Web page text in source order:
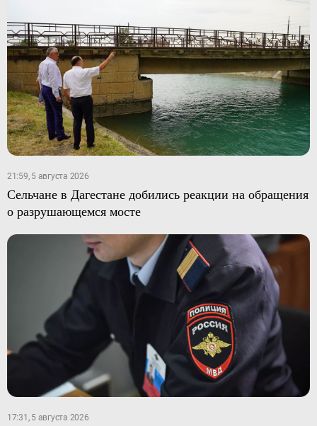
21:59, 5 августа 2026
Сельчане в Дагестане добились реакции на обращения
о разрушающемся мосте
17:31, 5 августа 2026